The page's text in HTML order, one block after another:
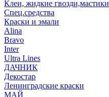
Клеи, жидкие гвозди,мастики
Спец.средства
Краски и эмали
Alina
Bravo
Inter
Ultra Lines
ДАЧНИК
Декостар
Ленинградские краски
МАЙ